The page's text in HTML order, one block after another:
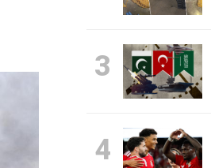
3
4